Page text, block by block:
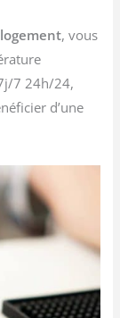
, vous
7 24h/24,
d’une